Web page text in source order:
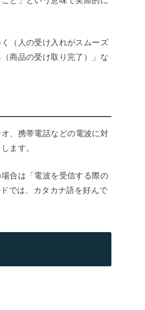
（人の受け入れがスムーズ
商品の受け取り完了）」な
、携帯電話などの電波に対
ます。
合は「電波を受信する際の
では、カタカナ語を好んで